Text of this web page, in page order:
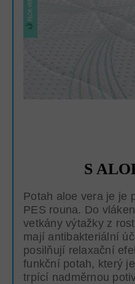
S
Potah aloe vera je je
PES rouna. Do
vetkány výtažky z
mají antibakteriální
posilňují relaxační
funkční potah, který
trpící nadměrnou